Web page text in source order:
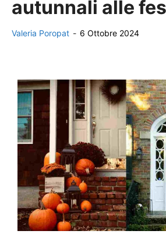
autunnali alle
Valeria Poropat - 6 Ottobre 2024